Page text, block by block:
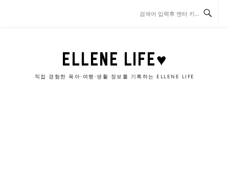
ELLENE LIFE♥
직접 경험한 육아·여행·생활 정보를 기록하는 ELLENE LIFE